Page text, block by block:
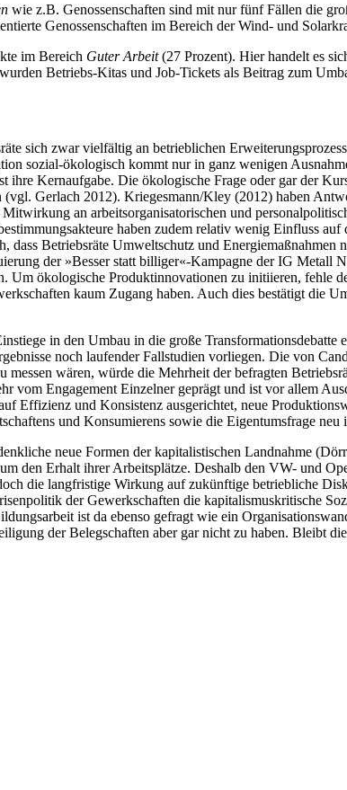
wie z.B. Genossenschaften sind mit nur fünf Fällen die
Genossenschaften im Bereich der Wind- und
im Bereich Guter Arbeit(27 Prozent). Hier handelt es
Betriebs-Kitas und Job-Tickets als Beitrag zum
sich zwar vielfältig an betrieblichen
sozial-ökologisch kommt nur in ganz wenigen
ihre Kernaufgabe. Die ökologische Frage oder gar der
Gerlach 2012). Kriegesmann/Kley (2012) haben
an arbeitsorganisatorischen und
haben zudem relativ wenig Einfluss
Betriebsräte Umweltschutz und
der »Besser statt billiger«-Kampagne der IG Metall
ökologische Produktinnovationen zu initiieren, fehle
kaum Zugang haben. Auch dies bestätigt die
in den Umbau in die große Transformationsdebatte
noch laufender Fallstudien vorliegen. Die von
wären, würde die Mehrheit der befragten
vom Engagement Einzelner geprägt und ist vor allem
Effizienz und Konsistenz ausgerichtet, neue
und Konsumierens sowie die Eigentumsfrage
neue Formen der kapitalistischen Landnahme
den Erhalt ihrer Arbeitsplätze. Deshalb den VW- und
die langfristige Wirkung auf zukünftige betriebliche
der Gewerkschaften die kapitalismuskritische
ist da ebenso gefragt wie ein
der Belegschaften aber gar nicht zu haben. Bleibt